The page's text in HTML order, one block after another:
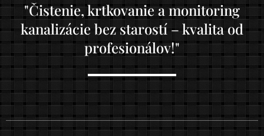
"Čistenie, krtkovanie a monitoring
kanalizácie bez starostí – kvalita od
profesionálov!"